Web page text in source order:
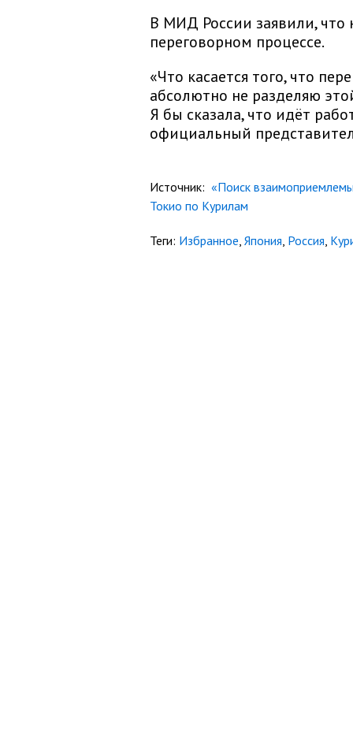
В МИД России заявили, что
переговорном процессе.
«Что касается того, что
абсолютно не разделяю
Я бы сказала, что идёт
официальный
Источник: «Поиск
Токио по Курилам
Теги: Избранное, Япония, Россия,